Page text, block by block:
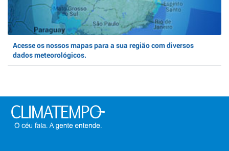
Acesse os nossos mapas para a sua região com diversos
dados meteorológicos.